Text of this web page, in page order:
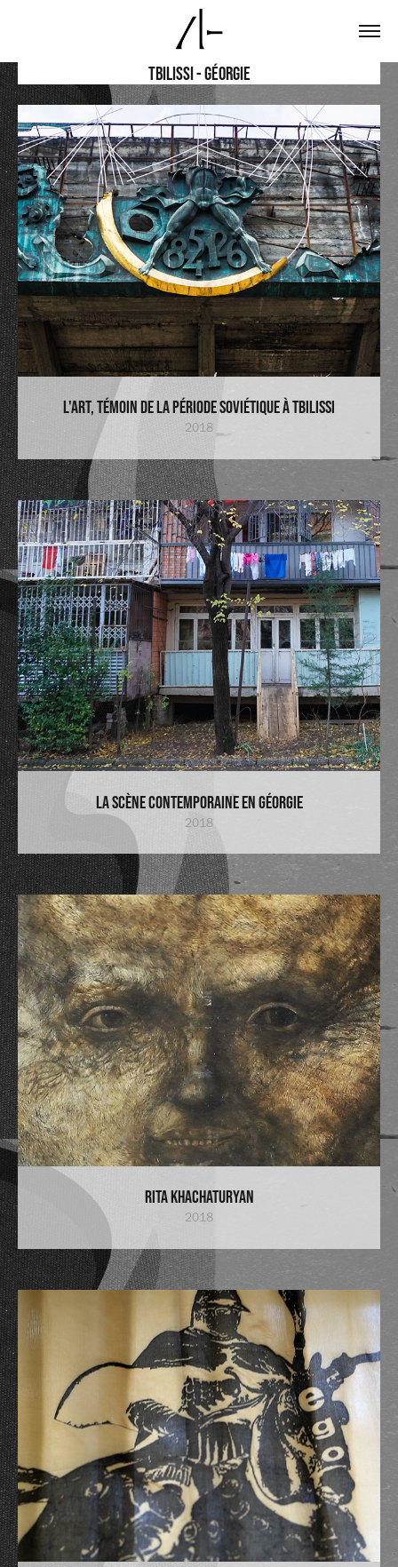
Tbilissi - Géorgie
L'Art, Témoin de la période soviétique à Tbilissi
2018
La scène contemporaine en Géorgie
2018
Rita Khachaturyan
2018